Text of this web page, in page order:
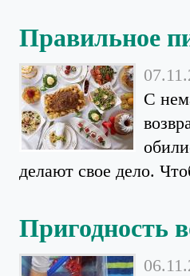
Правильное
С
делают свое дело.
Пригодность